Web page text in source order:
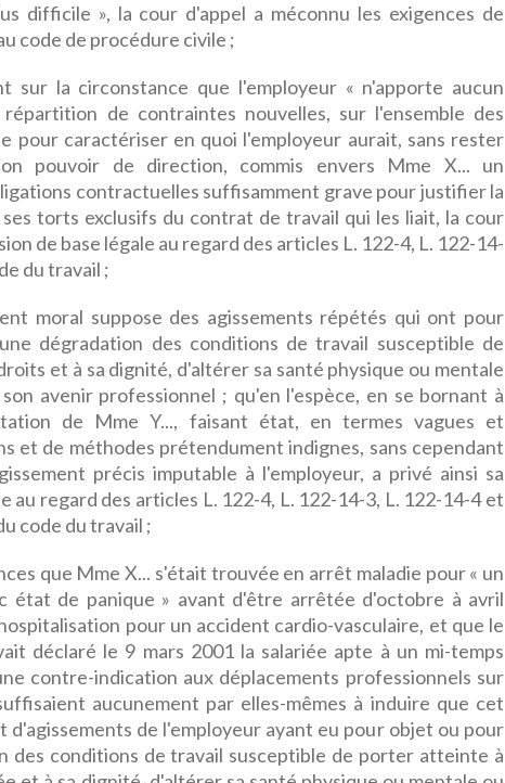
difficile », la cour d'appel a méconnu les exigences de
code de procédure civile ;
sur la circonstance que l'employeur « n'apporte aucun
de contraintes nouvelles, sur l'ensemble des
pour caractériser en quoi l'employeur aurait, sans rester
pouvoir de direction, commis envers Mme X... un
contractuelles suffisamment grave pour justifier la
torts exclusifs du contrat de travail qui les liait, la cour
de base légale au regard des articles L. 122-4, L. 122-14-
du travail ;
moral suppose des agissements répétés qui ont pour
dégradation des conditions de travail susceptible de
et à sa dignité, d'altérer sa santé physique ou mentale
avenir professionnel ; qu'en l'espèce, en se bornant à
de Mme Y..., faisant état, en termes vagues et
et de méthodes prétendument indignes, sans cependant
précis imputable à l'employeur, a privé ainsi sa
au regard des articles L. 122-4, L. 122-14-3, L. 122-14-4 et
code du travail ;
que Mme X... s'était trouvée en arrêt maladie pour « un
état de panique » avant d'être arrêtée d'octobre à avril
pour un accident cardio-vasculaire, et que le
déclaré le 9 mars 2001 la salariée apte à un mi-temps
contre-indication aux déplacements professionnels sur
aucunement par elles-mêmes à induire que cet
de l'employeur ayant eu pour objet ou pour
des conditions de travail susceptible de porter atteinte à